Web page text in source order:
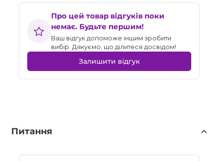
Про цей товар відгуків поки
немає. Будьте першим!
Ваш відгук допоможе іншим зробити
вибір. Дякуємо, що ділитеся досвідом!
Залишити відгук
Питання